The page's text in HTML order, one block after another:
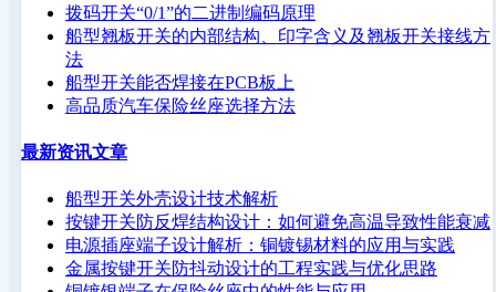
拨码开关“0/1”的二进制编码原理
船型翘板开关的内部结构、印字含义及翘板开关接线方
法
船型开关能否焊接在PCB板上
高品质汽车保险丝座选择方法
最新资讯文章
船型开关外壳设计技术解析
按键开关防反焊结构设计：如何避免高温导致性能衰减
电源插座端子设计解析：铜镀锡材料的应用与实践
金属按键开关防抖动设计的工程实践与优化思路